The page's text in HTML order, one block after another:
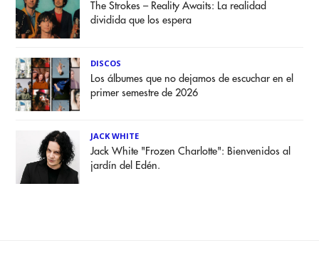
The Strokes – Reality Awaits: La realidad
dividida que los espera
DISCOS
Los álbumes que no dejamos de escuchar en el
primer semestre de 2026
JACK WHITE
Jack White "Frozen Charlotte": Bienvenidos al
jardín del Edén.